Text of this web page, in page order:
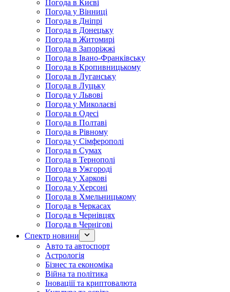
Погода в Києві
Погода у Вінниці
Погода в Дніпрі
Погода в Донецьку
Погода в Житомирі
Погода в Запоріжжі
Погода в Івано-Франківську
Погода в Кропивницькому
Погода в Луганську
Погода в Луцьку
Погода у Львові
Погода у Миколаєві
Погода в Одесі
Погода в Полтаві
Погода в Рівному
Погода у Сімферополі
Погода в Сумах
Погода в Тернополі
Погода в Ужгороді
Погода у Харкові
Погода у Херсоні
Погода в Хмельницькому
Погода в Черкасах
Погода в Чернівцях
Погода в Чернігові
Спектр новини
Авто та автоспорт
Астрологія
Бізнес та економіка
Війна та політика
Іноваціії та криптовалюта